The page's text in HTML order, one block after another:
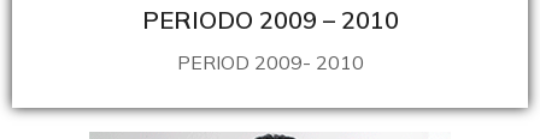
PERIODO 2009 – 2010
PERIOD 2009- 2010